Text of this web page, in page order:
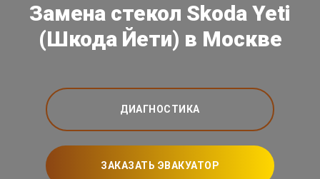
Замена стекол Skoda Yeti
(Шкода Йети) в Москве
ДИАГНОСТИКА
ЗАКАЗАТЬ ЭВАКУАТОР